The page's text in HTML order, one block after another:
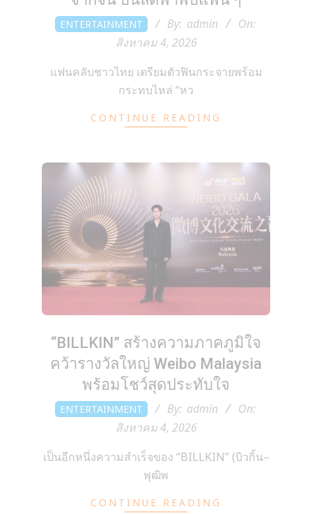
2026-
08-
ENTERTAINMENT By: admin
On:
สิงหาคม 4, 2026
แฟนคลับชาวไทย เตรียมตัวฟินกระจายพร้อม
กระทบไหล่ “หว
CONTINUE READING
“BILLKIN” สร้างความภาคภูมิใจ
คว้ารางวัลใหญ่ Weibo Malaysia
พร้อมโชว์สุดประทับใจ
2026-
08-
ENTERTAINMENT By: admin
On:
สิงหาคม 4, 2026
เป็นอีกหนึ่งความสำเร็จของ “BILLKIN” (บิวกิ้น–
พุฒิพ
CONTINUE READING